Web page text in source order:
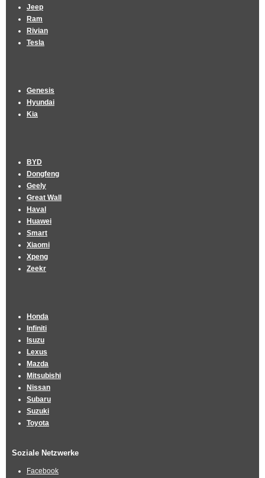
Jeep
Ram
Rivian
Tesla
Genesis
Hyundai
Kia
BYD
Dongfeng
Geely
Great Wall
Haval
Huawei
Smart
Xiaomi
Xpeng
Zeekr
Honda
Infiniti
Isuzu
Lexus
Mazda
Mitsubishi
Nissan
Subaru
Suzuki
Toyota
Soziale Netzwerke
Facebook